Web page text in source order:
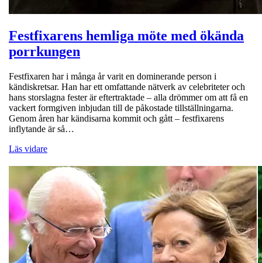
Festfixarens hemliga möte med ökända
porrkungen
Festfixaren har i många år varit en dominerande person i
kändiskretsar. Han har ett omfattande nätverk av celebriteter och
hans storslagna fester är eftertraktade – alla drömmer om att få en
vackert formgiven inbjudan till de påkostade tillställningarna.
Genom åren har kändisarna kommit och gått – festfixarens
inflytande är så…
Läs vidare